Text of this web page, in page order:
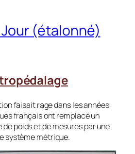
(étalonné)
faisait rage dans les années
français ont remplacé un
poids et de mesu­res par une
système métrique.